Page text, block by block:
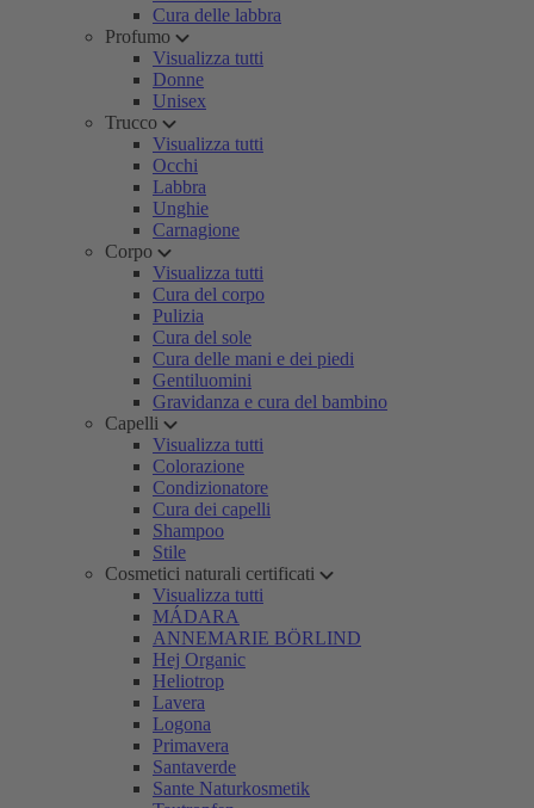
Cura delle labbra
Profumo
Visualizza tutti
Donne
Unisex
Trucco
Visualizza tutti
Occhi
Labbra
Unghie
Carnagione
Corpo
Visualizza tutti
Cura del corpo
Pulizia
Cura del sole
Cura delle mani e dei piedi
Gentiluomini
Gravidanza e cura del bambino
Capelli
Visualizza tutti
Colorazione
Condizionatore
Cura dei capelli
Shampoo
Stile
Cosmetici naturali certificati
Visualizza tutti
MÁDARA
ANNEMARIE BÖRLIND
Hej Organic
Heliotrop
Lavera
Logona
Primavera
Santaverde
Sante Naturkosmetik